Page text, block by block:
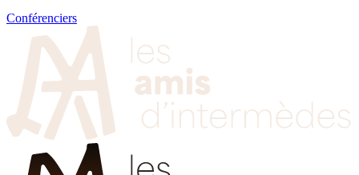
Conférenciers